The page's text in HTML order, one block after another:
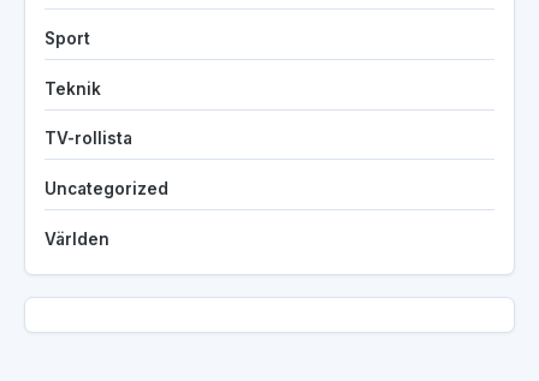
Sport
Teknik
TV-rollista
Uncategorized
Världen